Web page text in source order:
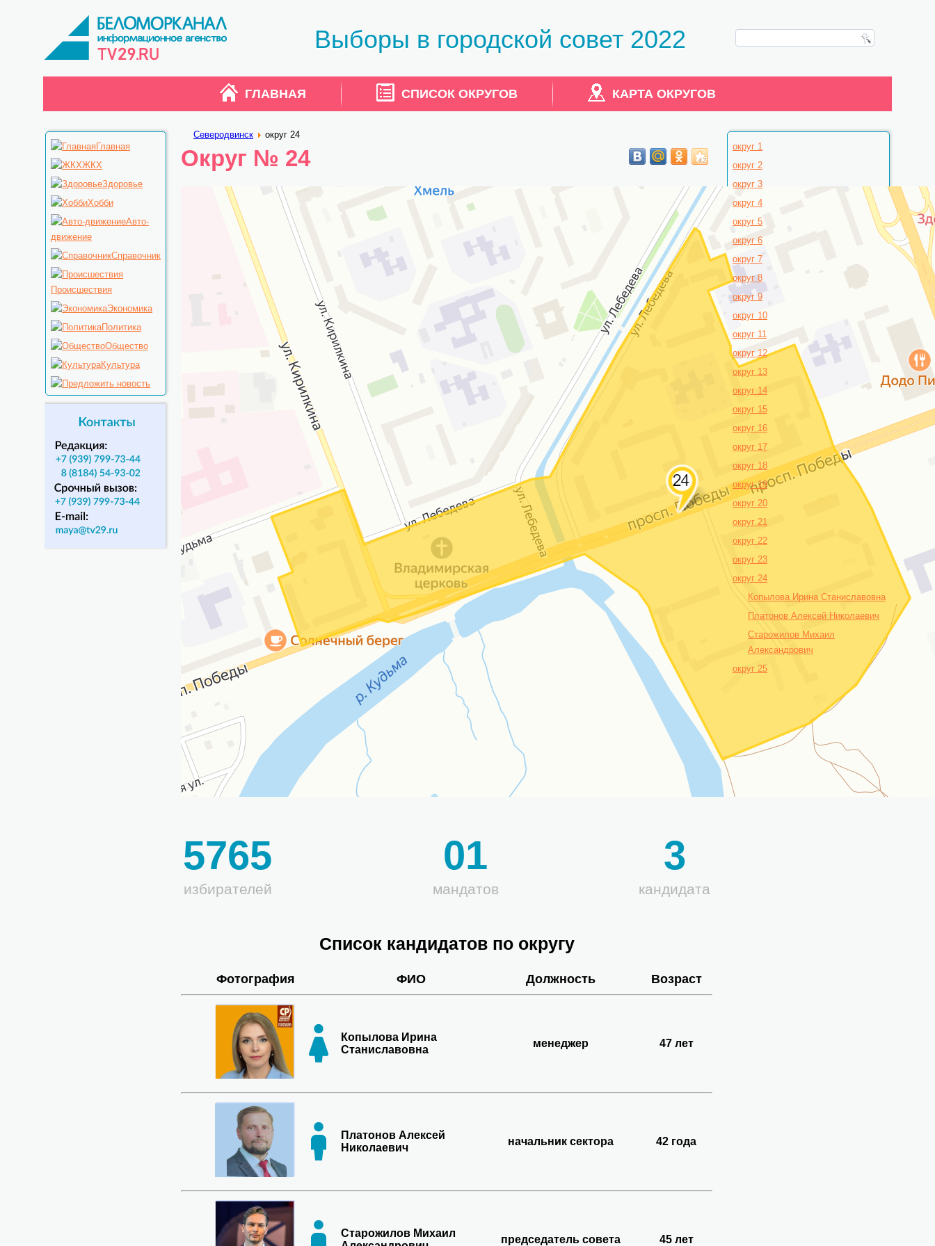
Выборы в городской совет 2022
ГЛАВНАЯ СПИСОК ОКРУГОВ КАРТА ОКРУГОВ
Главная
ЖКХ
Здоровье
Хобби
Авто-
движение
Справочник
Происшествия
Экономика
Политика
Общество
Культура
Северодвинск округ 24
Округ № 24
5765
избирателей
01
мандатов
3
кандидата
Список кандидатов по округу
Фотография ФИО Должность Возраст
Копылова Ирина
Станиславовна
менеджер 47 лет
Платонов Алексей
Николаевич
начальник сектора 42 года
Старожилов Михаил
председатель совета 45 лет
округ 1
округ 2
округ 3
округ 4
округ 5
округ 6
округ 7
округ 8
округ 9
округ 10
округ 11
округ 12
округ 13
округ 14
округ 15
округ 16
округ 17
округ 18
округ 19
округ 20
округ 21
округ 22
округ 23
округ 24
Копылова Ирина Станиславовна
Платонов Алексей Николаевич
Старожилов Михаил
Александрович
округ 25